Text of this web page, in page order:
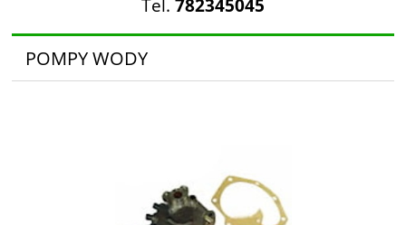
Tel. 782345045
POMPY WODY